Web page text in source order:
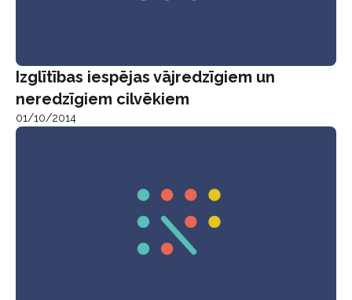
Izglītības iespējas vājredzīgiem un
neredzīgiem cilvēkiem
01/10/2014